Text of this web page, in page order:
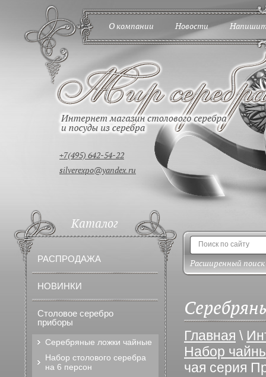
+7(495) 642-54-22
silverexpo@yandex.ru
О компании Новости
Расширенный поиск
Главная \
Набор
чая серия
Каталог
РАСПРОДАЖА
НОВИНКИ
Столовое серебро
приборы
Серебряные ложки чайные
Набор столового серебра
на 6 персон